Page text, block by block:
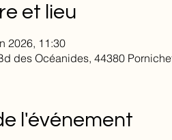
et lieu
2026, 11:30
des Océanides, 44380
l'événement